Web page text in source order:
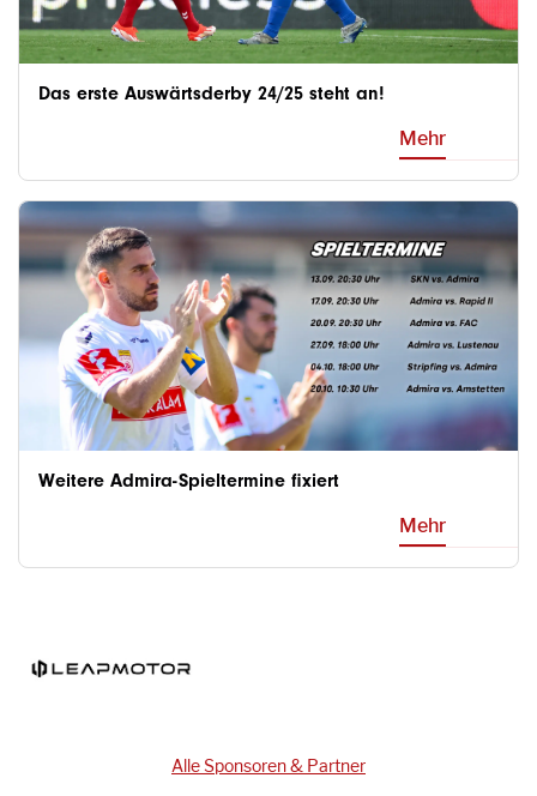
Das erste Auswärtsderby 24/25 steht an!
Mehr
Weitere Admira-Spieltermine fixiert
Mehr
Alle Sponsoren & Partner